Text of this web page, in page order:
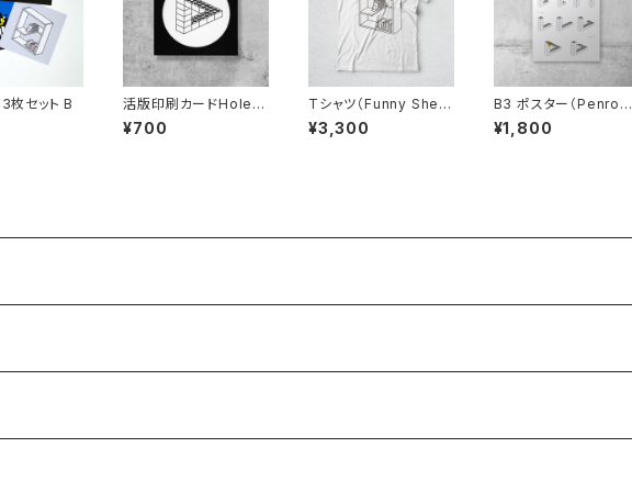
枚セット B
活版印刷カードHole A
rt（Penrose Triangl
e）
¥700
Tシャツ（Funny Shel
f）
¥3,300
B3 ポスター（Penrose
Triangle）
¥1,800